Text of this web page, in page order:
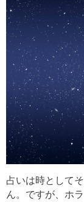
占いは時として
ん。ですが、ホ